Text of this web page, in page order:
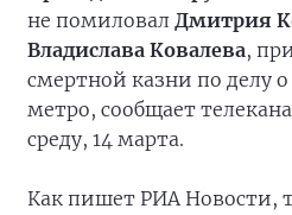
не помиловал Дмитрия
Владислава Ковалева,
смертной казни по делу
метро, сообщает
среду, 14 марта.
Как пишет РИА Новости,